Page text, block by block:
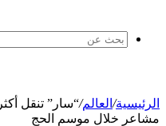
الرئيسية/ العالم/
مشاعر خلال موسم الحج